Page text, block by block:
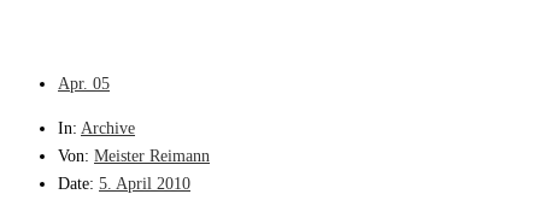
Apr. 05
In: Archive
Von: Meister Reimann
Date: 5. April 2010